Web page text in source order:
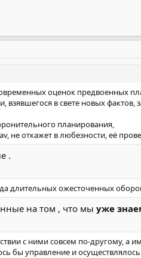
оценок предвоенных
взявшегося в свете новых
планирования,
не откажет в любезности, её
.
длительных ожесточенных
на том , что мы уже
с ними совсем по-другому,
бы управление и